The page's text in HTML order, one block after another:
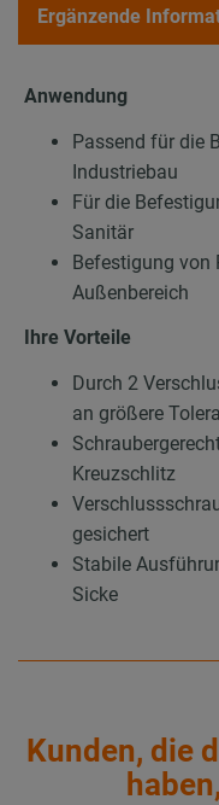
Ergänzende
Anwendung
Passend für die
Industriebau
Für die
Sanitär
Befestigung von
Außenbereich
Ihre Vorteile
Durch 2
an größere
Kreuzschlitz
gesichert
Stabile
Sicke
Kunden, die